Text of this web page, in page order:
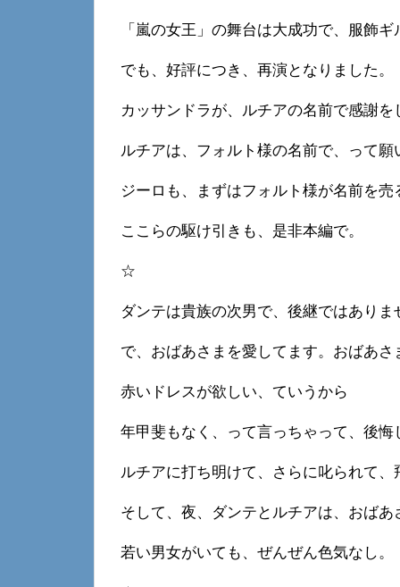
「嵐の女王」の舞台は大成功で、服飾
でも、好評につき、再演となりました。
カッサンドラが、ルチアの名前で感謝を
ルチアは、フォルト様の名前で、って願
ジーロも、まずはフォルト様が名前を売
ここらの駆け引きも、是非本編で。
☆
ダンテは貴族の次男で、後継ではあり
で、おばあさまを愛してます。おばあさ
赤いドレスが欲しい、ていうから
年甲斐もなく、って言っちゃって、後悔
ルチアに打ち明けて、さらに叱られて
そして、夜、ダンテとルチアは、おば
若い男女がいても、ぜんぜん色気なし。